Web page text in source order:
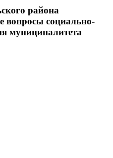
района
вопросы социально-
муниципалитета